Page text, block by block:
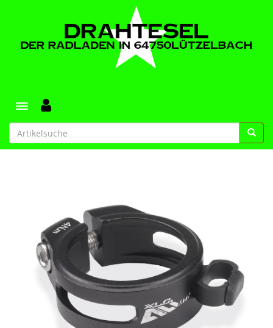
Toggle navigation